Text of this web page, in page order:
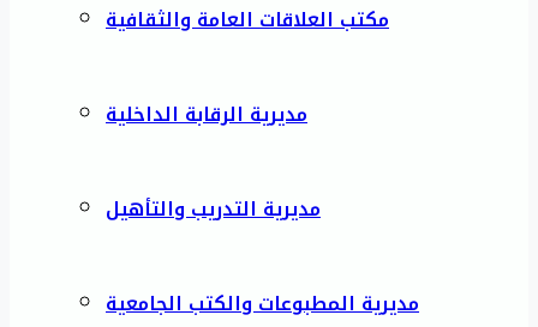
مكتب العلاقات العامة والثقافية
مديرية الرقابة الداخلية
مديرية التدريب والتأهيل
مديرية المطبوعات والكتب الجامعية